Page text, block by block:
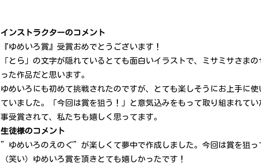
インストラクターのコメント
『ゆめいろ賞』受賞おめでとうございます！
「とら」の文字が隠れているとても面白いイラストで、ミサミサさまの
った作品だと思います。
ゆめいろにも初めて挑戦されたのですが、とても楽しそうにお上手に使
ていました。「今回は賞を狙う！」と意気込みをもって取り組まれてい
事受賞されて、私たちも嬉しく思ってます。
生徒様のコメント
”ゆめいろのえのぐ”が楽しくて夢中で作成しました。今回は賞を狙っ
（笑い）ゆめいろ賞を頂きとても嬉しかったです！